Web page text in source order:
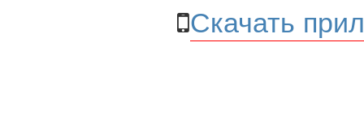
Скачать